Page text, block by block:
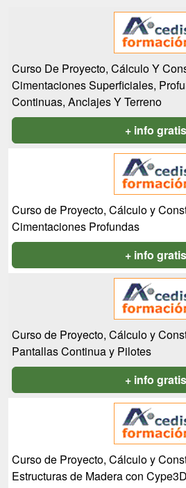
Curso De Proyecto, Cálculo Y
Cimentaciones Superficiales,
Continuas, Anclajes Y Terreno
+ info gratis
Curso de Proyecto, Cálculo y
Cimentaciones Profundas
+ info gratis
Curso de Proyecto, Cálculo y
Pantallas Continua y Pilotes
+ info gratis
Curso de Proyecto, Cálculo y
Estructuras de Madera con Cype3D